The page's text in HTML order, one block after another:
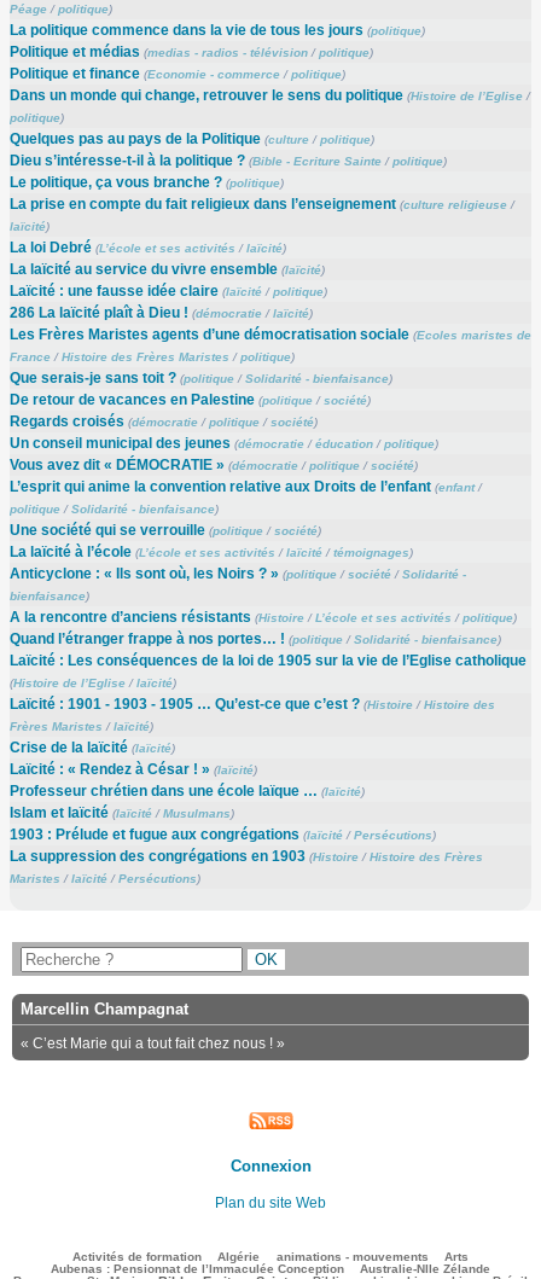
Péage/politique)
La politique commence dans la vie de tous les jours (politique)
Politique et médias (medias - radios - télévision/politique)
Politique et finance (Economie - commerce/politique)
Dans un monde qui change, retrouver le sens du politique (Histoire de l’Eglise/
politique)
Quelques pas au pays de la Politique (culture/politique)
Dieu s’intéresse-t-il à la politique ? (Bible - Ecriture Sainte/politique)
Le politique, ça vous branche ? (politique)
La prise en compte du fait religieux dans l’enseignement (culture religieuse/
laïcité)
La loi Debré (L’école et ses activités /laïcité)
La laïcité au service du vivre ensemble (laïcité)
Laïcité : une fausse idée claire (laïcité/politique)
286 La laïcité plaît à Dieu ! (démocratie/laïcité)
Les Frères Maristes agents d’une démocratisation sociale (Ecoles maristes de
France/Histoire des Frères Maristes /politique)
Que serais-je sans toit ? (politique/Solidarité - bienfaisance)
De retour de vacances en Palestine (politique/société)
Regards croisés (démocratie/politique/ société)
Un conseil municipal des jeunes (démocratie/éducation/politique)
Vous avez dit « DÉMOCRATIE » (démocratie/politique/ société)
L’esprit qui anime la convention relative aux Droits de l’enfant (enfant/
politique/Solidarité - bienfaisance)
Une société qui se verrouille (politique/ société)
La laïcité à l’école (L’école et ses activités /laïcité/témoignages)
Anticyclone : « Ils sont où, les Noirs ? » (politique/ société/Solidarité -
bienfaisance)
A la rencontre d’anciens résistants (Histoire/L’école et ses activités /politique)
Quand l’étranger frappe à nos portes… ! (politique/Solidarité - bienfaisance)
Laïcité : Les conséquences de la loi de 1905 sur la vie de l’Eglise catholique
(Histoire de l’Eglise/laïcité)
Laïcité : 1901 - 1903 - 1905 … Qu’est-ce que c’est ? (Histoire/Histoire des
Frères Maristes /laïcité)
Crise de la laïcité (laïcité)
Laïcité : « Rendez à César ! » (laïcité)
Professeur chrétien dans une école laïque … (laïcité)
Islam et laïcité (laïcité/Musulmans)
1903 : Prélude et fugue aux congrégations (laïcité/Persécutions)
La suppression des congrégations en 1903 (Histoire/Histoire des Frères
Maristes /laïcité/Persécutions)
Marcellin Champagnat
« C’est Marie qui a tout fait chez nous ! »
Connexion
Plan du site Web
Activités de formation Algérie animations - mouvements Arts
Aubenas : Pensionnat de l’Immaculée Conception
49/3289 Australie-Nlle Zélande
88/3289